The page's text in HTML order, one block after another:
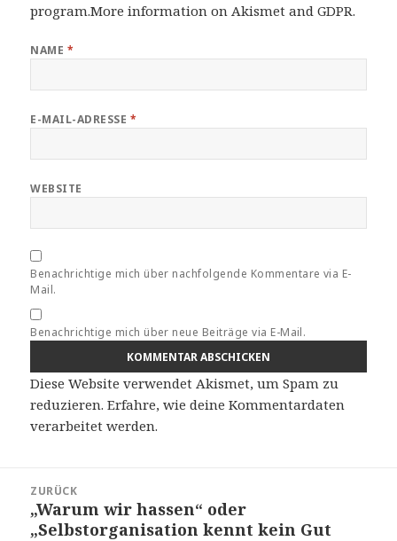
program.More information on Akismet and GDPR.
NAME *
E-MAIL-ADRESSE *
WEBSITE
Benachrichtige mich über nachfolgende Kommentare via E-
Mail.
Benachrichtige mich über neue Beiträge via E-Mail.
Diese Website verwendet Akismet, um Spam zu
reduzieren.Erfahre, wie deine Kommentardaten
verarbeitet werden.
ZURÜCK
Vorheriger
Beitrag:
„Warum wir hassen“ oder
„Selbstorganisation kennt kein Gut